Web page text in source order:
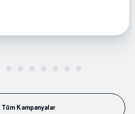
Tüm Kampanyalar